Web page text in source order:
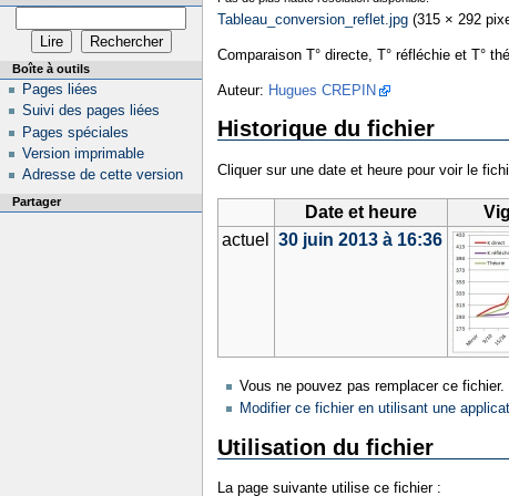
Tableau_conversion_reflet.jpg (315 × 292
Comparaison T° directe, T° réfléchie et T°
Auteur: Hugues CREPIN
Historique du fichier
Cliquer sur une date et heure pour voir le
Date et heure
actuel
30 juin 2013 à 16:36
Vous ne pouvez pas remplacer ce fichier.
Modifier ce fichier en utilisant une
Utilisation du fichier
La page suivante utilise ce fichier :
Boîte à outils
Pages liées
Suivi des pages liées
Pages spéciales
Version imprimable
Adresse de cette version
Partager